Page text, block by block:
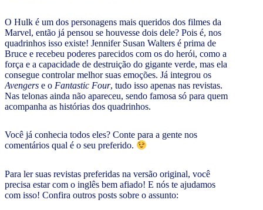
O Hulk é um dos personagens mais queridos dos filmes da
Marvel, então já pensou se houvesse dois dele? Pois é, nos
quadrinhos isso existe! Jennifer Susan Walters é prima de
Bruce e recebeu poderes parecidos com os do herói, como a
força e a capacidade de destruição do gigante verde, mas ela
consegue controlar melhor suas emoções. Já integrou os
Avengers e o Fantastic Four, tudo isso apenas nas revistas.
Nas telonas ainda não apareceu, sendo famosa só para quem
acompanha as histórias dos quadrinhos.
Você já conhecia todos eles? Conte para a gente nos
comentários qual é o seu preferido.
Para ler suas revistas preferidas na versão original, você
precisa estar com o inglês bem afiado! E nós te ajudamos
com isso! Confira outros posts sobre o assunto: